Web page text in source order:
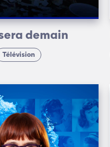
demain
Télévision